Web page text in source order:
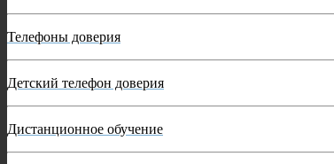
Телефоны доверия
Детский телефон доверия
Дистанционное обучение